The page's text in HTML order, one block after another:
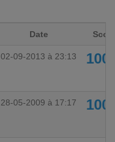
Date
02-09-2013 à 23:13
28-05-2009 à 17:17